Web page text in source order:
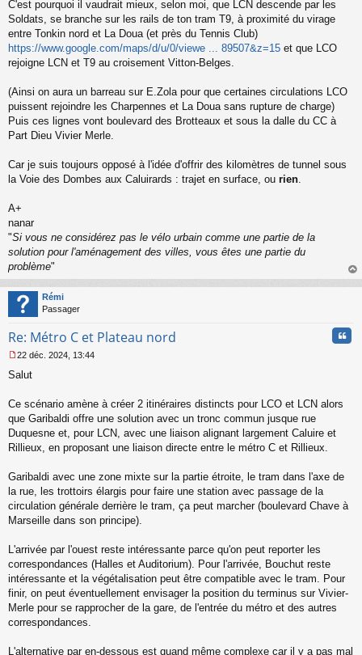
e
s
s
g
e
o
n
u
C'est pourquoi il vaudrait mieux, selon moi, que LCN descende par les
Soldats, se branche sur les rails de ton tram T9, à proximité du virage
entre Tonkin nord et La Doua (et près du Tennis Club)
https://www.google.com/maps/d/u/0/viewe ... 89507&z=15 et que LCO
rejoigne LCN et T9 au croisement Vitton-Belges.
(Ainsi on aura un barreau sur E.Zola pour que certaines circulations LCO
puissent rejoindre les Charpennes et La Doua sans rupture de charge)
Puis ces lignes vont boulevard des Brotteaux et sous la dalle du CC à
Part Dieu Vivier Merle.
Car je suis toujours opposé à l'idée d'offrir des kilomètres de tunnel sous
la Voie des Dombes aux Caluirards : trajet en surface, ou rien.
A+
nanar
"Si vous ne considérez pas le vélo urbain comme une partie de la
solution pour l'aménagement des villes, vous êtes une partie du
problème"
au
Rémi
Passager
Re: Métro C et Plateau nord
e
s
g
e
n
u
22 déc. 2024, 13:44
Salut
Ce scénario amène à créer 2 itinéraires distincts pour LCO et LCN alors
que Garibaldi offre une solution avec un tronc commun jusque rue
Duquesne et, pour LCN, avec une liaison alignant largement Caluire et
Rillieux, en proposant une liaison directe entre le métro C et Rillieux.
Garibaldi avec une zone mixte sur la partie étroite, le tram dans l'axe de
la rue, les trottoirs élargis pour faire une station avec passage de la
circulation générale derrière le tram, ça peut marcher (boulevard Chave à
Marseille dans son principe).
L'arrivée par l'ouest reste intéressante parce qu'on peut reporter les
correspondances (Halles et Auditorium). Pour l'arrivée, Bouchut reste
intéressante et la végétalisation peut être compatible avec le tram. Pour
finir, on peut éventuellement envisager la position du terminus sur Vivier-
Merle pour se rapprocher de la gare, de l'entrée du métro et des autres
correspondances.
L'alternative par en-dessous est quand même complexe car il y a pas mal